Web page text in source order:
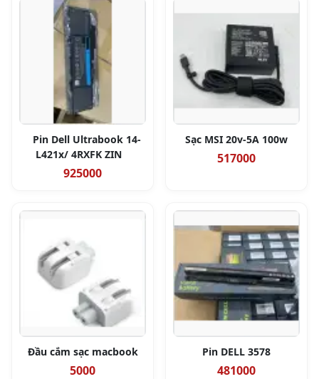
Pin Dell Ultrabook 14-
L421x/ 4RXFK ZIN
925000
Sạc MSI 20v-5A 100w
517000
Đầu cắm sạc macbook
5000
Pin DELL 3578
481000